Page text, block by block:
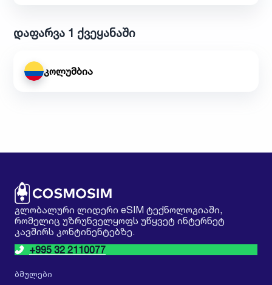
დაფარვა 1 ქვეყანაში
კოლუმბია
გლობალური ლიდერი eSIM ტექნოლოგიაში,
რომელიც უზრუნველყოფს უწყვეტ ინტერნეტ
კავშირს კონტინენტებზე.
+995 32 2110077
ბმულები